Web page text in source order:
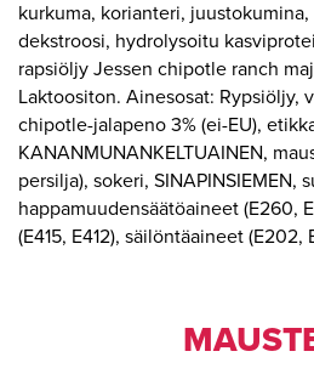
kurkuma, korianteri,
dekstroosi, hydrolysoitu
rapsiöljy Jessen chipotle ranch
Laktoositon. Ainesosat: Rypsiöljy,
chipotle-jalapeno 3% (ei-EU),
KANANMUNANKELTUAINEN,
persilja), sokeri, SINAPINSIEMEN,
happamuudensäätöaineet (E260,
(E415, E412), säilöntäaineet (E202,